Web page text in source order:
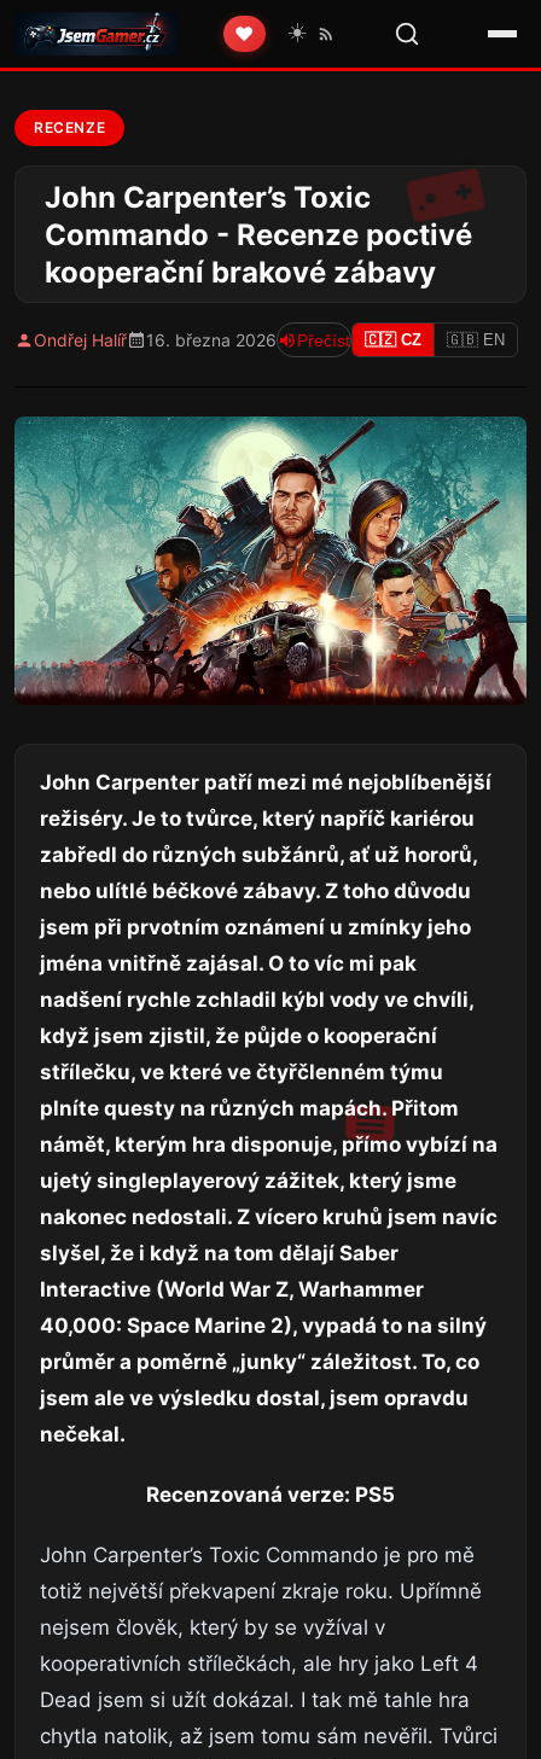
❤️ ☀️
RECENZE
John Carpenter’s Toxic
Commando - Recenze poctivé
kooperační brakové zábavy
Ondřej Halíř 16. března 2026 Přečíst 🇨🇿 CZ 🇬🇧 EN
John Carpenter patří mezi mé nejoblíbenější
režiséry. Je to tvůrce, který napříč kariérou
zabředl do různých subžánrů, ať už hororů,
nebo ulítlé béčkové zábavy. Z toho důvodu
jsem při prvotním oznámení u zmínky jeho
jména vnitřně zajásal. O to víc mi pak
nadšení rychle zchladil kýbl vody ve chvíli,
když jsem zjistil, že půjde o kooperační
střílečku, ve které ve čtyřčlenném týmu
plníte questy na různých mapách. Přitom
námět, kterým hra disponuje, přímo vybízí na
ujetý singleplayerový zážitek, který jsme
nakonec nedostali. Z vícero kruhů jsem navíc
slyšel, že i když na tom dělají Saber
Interactive (World War Z, Warhammer
40,000: Space Marine 2), vypadá to na silný
průměr a poměrně „junky“ záležitost. To, co
jsem ale ve výsledku dostal, jsem opravdu
nečekal.
Recenzovaná verze: PS5
John Carpenter’s Toxic Commando je pro mě
totiž největší překvapení zkraje roku. Upřímně
nejsem člověk, který by se vyžíval v
kooperativních střílečkách, ale hry jako Left 4
Dead jsem si užít dokázal. I tak mě tahle hra
chytla natolik, až jsem tomu sám nevěřil. Tvůrci